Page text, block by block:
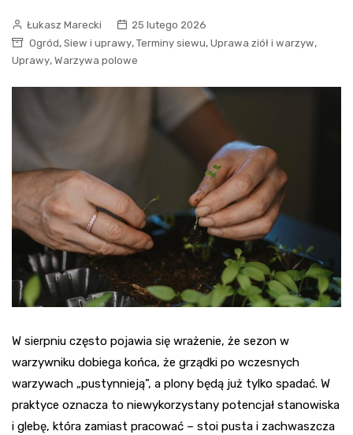
Łukasz Marecki
25 lutego 2026
Ogród, Siew i uprawy, Terminy siewu, Uprawa ziół i warzyw,
Uprawy, Warzywa polowe
W sierpniu często pojawia się wrażenie, że sezon w
warzywniku dobiega końca, że grządki po wczesnych
warzywach „pustynnieją”, a plony będą już tylko spadać. W
praktyce oznacza to niewykorzystany potencjał stanowiska
i glebę, która zamiast pracować – stoi pusta i zachwaszcza